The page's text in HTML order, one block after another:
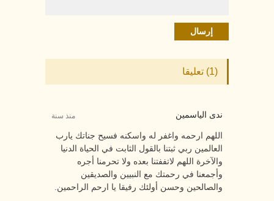
(1) تعليقا
ندى الياسمين منذ سنة
اللهم ارحمه واغفر له واسكنه فسيح جناتك يارب
العالمين ربي ثبتنا بالقول الثابت في الحياة الدنيا
والآخرة اللهم لاتففتنا بعده ولا تحرمنا أجره
وأجمعنا في رحمتك مع النبيين والصديقين
والصالحين وحسن أولئك رفيقا يا ارحم الراحمين.